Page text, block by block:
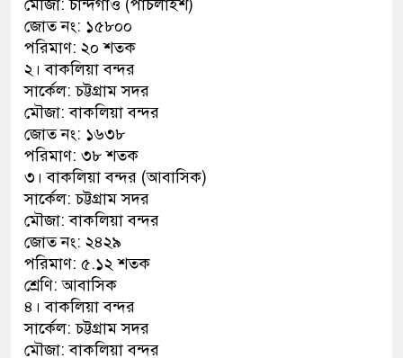
মৌজা: চান্দগাঁও (পাচলাইশ)
জোত নং: ১৫৮০০
পরিমাণ: ২০ শতক
২। বাকলিয়া বন্দর
সার্কেল: চট্টগ্রাম সদর
মৌজা: বাকলিয়া বন্দর
জোত নং: ১৬৩৮
পরিমাণ: ৩৮ শতক
৩। বাকলিয়া বন্দর (আবাসিক)
সার্কেল: চট্টগ্রাম সদর
মৌজা: বাকলিয়া বন্দর
জোত নং: ২৪২৯
পরিমাণ: ৫.১২ শতক
শ্রেণি: আবাসিক
৪। বাকলিয়া বন্দর
সার্কেল: চট্টগ্রাম সদর
মৌজা: বাকলিয়া বন্দর